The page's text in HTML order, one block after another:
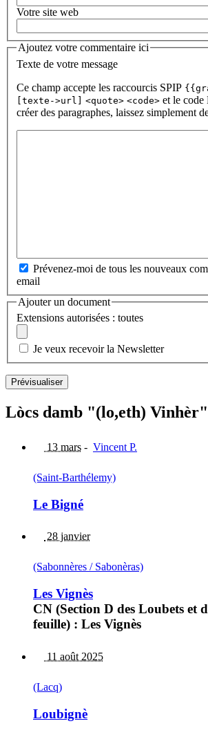
Votre site web
Ajoutez votre commentaire ici
Texte de votre message
Ce champ accepte les raccourcis SPIP
[texte->url] <quote> <code> et le
créer des paragraphes, laissez simplement
Prévenez-moi de tous les nouveaux
email
Ajouter un document
Extensions autorisées : toutes
Je veux recevoir la Newsletter
Lòcs damb "(lo,eth)
13 mars - Vincent P.
(Saint-Barthélemy)
Le Bigné
28 janvier
(Sabonnères / Sabonèras)
Les Vignès
CN (Section D des Loubets et
feuille) : Les Vignès
11 août 2025
(Lacq)
Loubignè